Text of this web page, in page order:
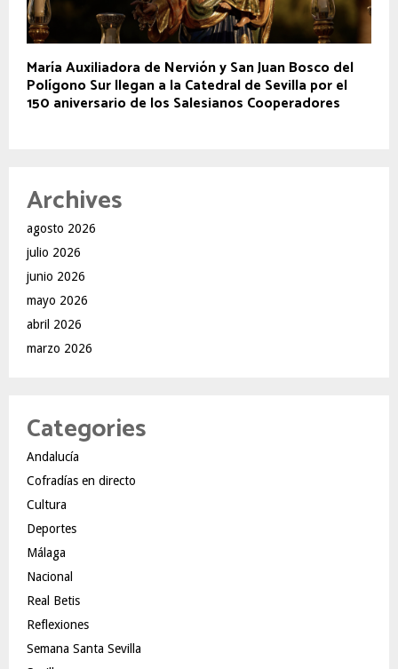
María Auxiliadora de Nervión y San Juan Bosco del
Polígono Sur llegan a la Catedral de Sevilla por el
150 aniversario de los Salesianos Cooperadores
Archives
agosto 2026
julio 2026
junio 2026
mayo 2026
abril 2026
marzo 2026
Categories
Andalucía
Cofradías en directo
Cultura
Deportes
Málaga
Nacional
Real Betis
Reflexiones
Semana Santa Sevilla